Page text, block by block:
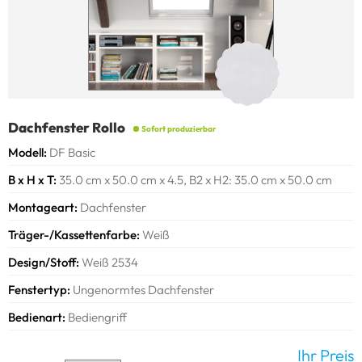
Achtung!
Beachten Sie bitte, dass der Stoff schmäler ist als das
Bestellmaß!
Bedienseite: ca. 20 mm, Gegenseite: ca. 10 mm
Dachfenster Rollo Sofort produzierbar
Modell DF Basic
B x H x T 35.0 cm x 50.0 cm x 4.5, B2 x H2: 35.0 cm x 50.0 cm
Montageart Dachfenster
Träger-/Kassettenfarbe Weiß
Design/Stoff Weiß 2534
Fenstertyp Ungenormtes Dachfenster
Bedienart Bediengriff
Ihr Preis